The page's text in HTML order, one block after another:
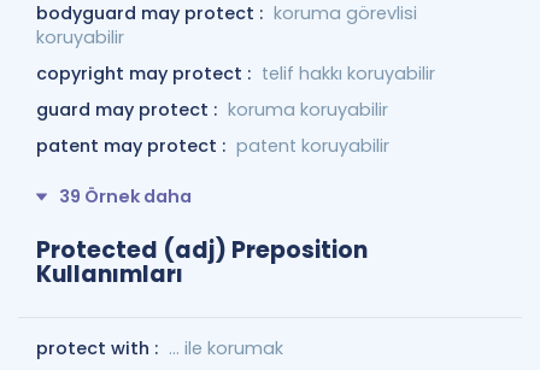
bodyguard may protect : koruma görevlisi
koruyabilir
copyright may protect : telif hakkı koruyabilir
guard may protect : koruma koruyabilir
patent may protect : patent koruyabilir
39 Örnek daha
Protected (adj) Preposition
Kullanımları
protect with : ... ile korumak